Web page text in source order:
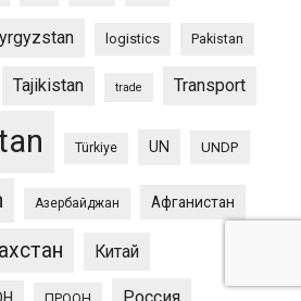
logistics Pakistan
Tajikistan trade Transport
Türkiye UN UNDP
Азербайджан Афганистан
Китай